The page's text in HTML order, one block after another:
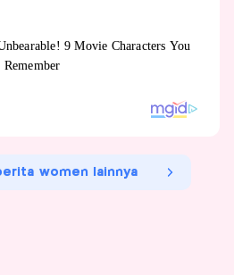
women lainnya